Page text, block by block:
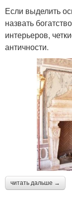
Если выделить
назвать
интерьеров,
античности.
читать дальше →